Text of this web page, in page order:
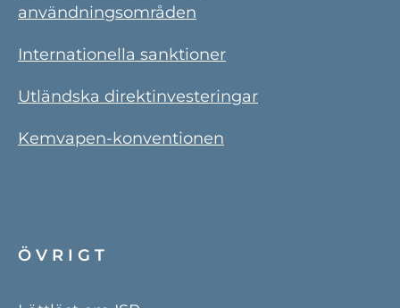
användningsområden
Internationella sanktioner
Utländska direktinvesteringar
Kemvapen-konventionen
ÖVRIGT